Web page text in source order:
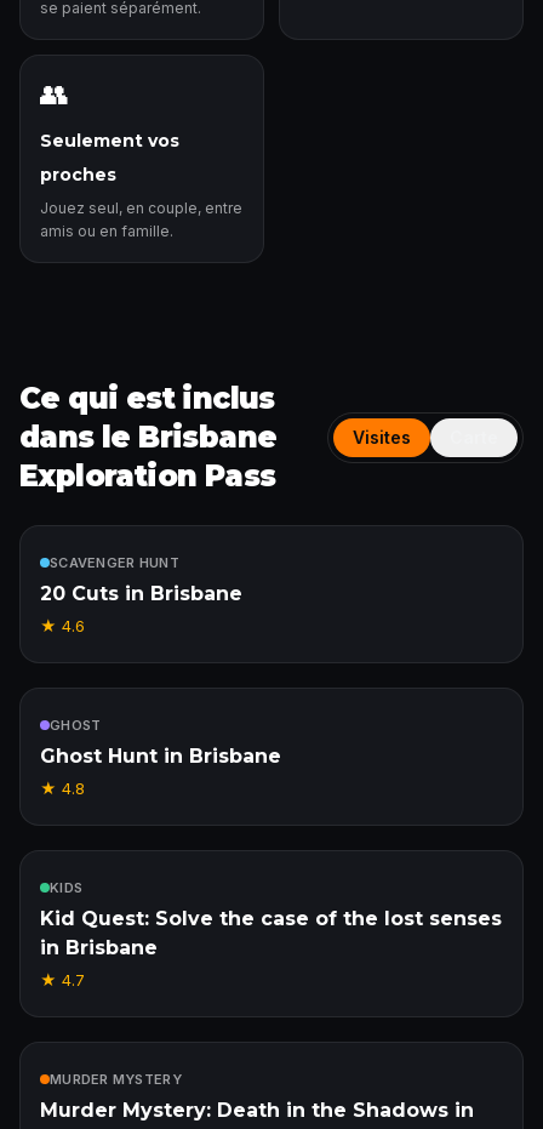
se paient séparément.
👥
Seulement vos
proches
Jouez seul, en couple, entre
amis ou en famille.
Ce qui est inclus
dans le Brisbane
Exploration Pass
Visites
SCAVENGER HUNT
20 Cuts in Brisbane
★ 4.6
GHOST
Ghost Hunt in Brisbane
★ 4.8
KIDS
Kid Quest: Solve the case of the lost senses
in Brisbane
★ 4.7
MURDER MYSTERY
Murder Mystery: Death in the Shadows in